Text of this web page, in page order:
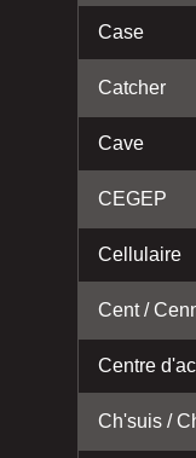
Case
Catcher
Cave
CEGEP
Cellulaire
Cent /
Centre
Ch'suis /